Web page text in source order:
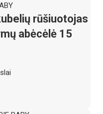
rūšiuotojas
abėcėlė 15